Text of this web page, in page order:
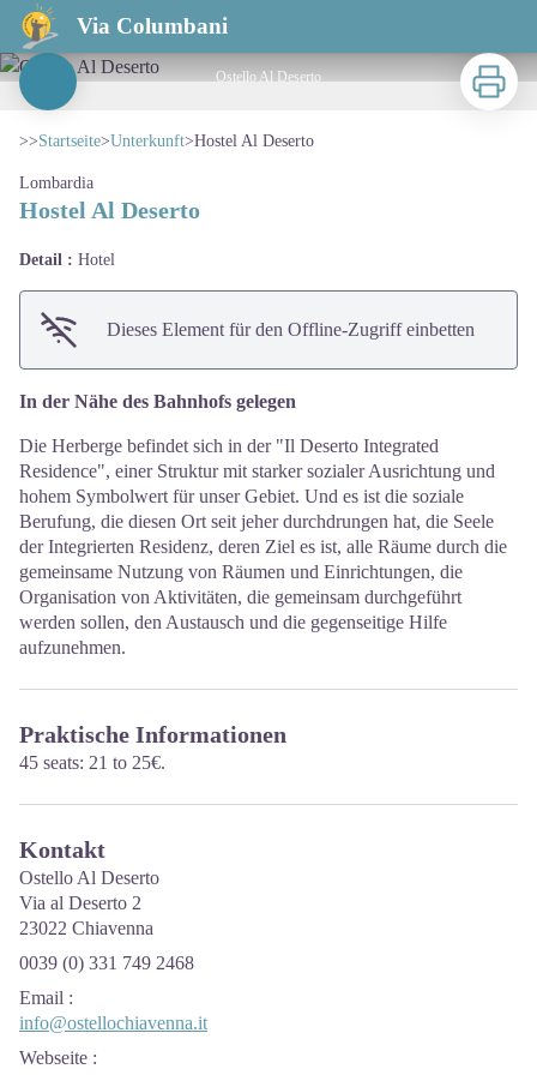
Via Columbani
Hostel Al Deserto
Ostello Al Deserto
Zu
>>Startseite>Unterkunft>Hostel Al Deserto
Lombardia
Hostel Al Deserto
Detail : Hotel
Dieses Element für den Offline-Zugriff einbetten
In der Nähe des Bahnhofs gelegen
Die Herberge befindet sich in der "Il Deserto Integrated
Residence", einer Struktur mit starker sozialer Ausrichtung und
hohem Symbolwert für unser Gebiet. Und es ist die soziale
Berufung, die diesen Ort seit jeher durchdrungen hat, die Seele
der Integrierten Residenz, deren Ziel es ist, alle Räume durch die
gemeinsame Nutzung von Räumen und Einrichtungen, die
Organisation von Aktivitäten, die gemeinsam durchgeführt
werden sollen, den Austausch und die gegenseitige Hilfe
aufzunehmen.
Praktische Informationen
45 seats: 21 to 25€.
Kontakt
Ostello Al Deserto
Via al Deserto 2
23022 Chiavenna
0039 (0) 331 749 2468
Email :
info@ostellochiavenna.it
Webseite :